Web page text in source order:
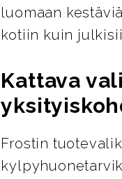
luomaan
kotiin kuin
Kattava
Frostin